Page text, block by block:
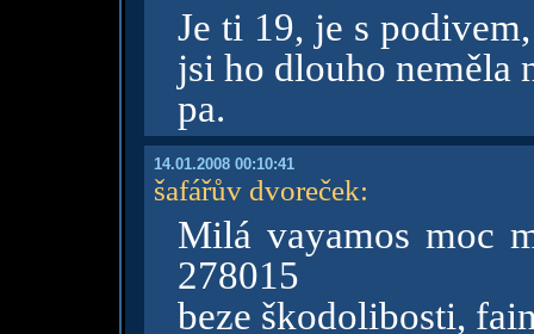
Je ti 19, je s
jsi ho dlouho neměla
pa.
14.01.2008 00:10:41
šafářův dvoreček:
Milá vayamos moc
278015
beze škodolibosti,